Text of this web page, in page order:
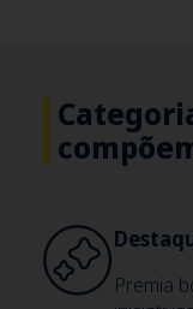
Premia